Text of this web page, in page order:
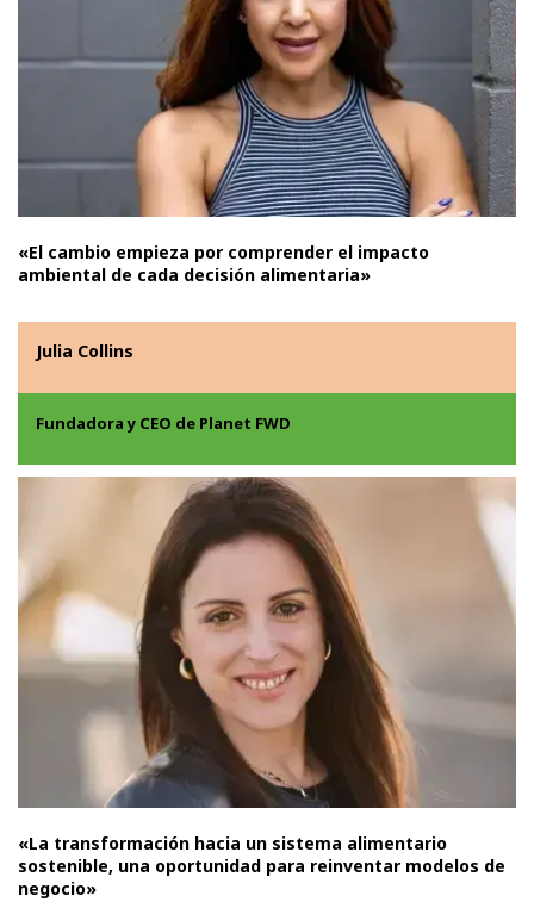
«El cambio empieza por comprender el impacto
ambiental de cada decisión alimentaria»
Julia Collins
Fundadora y CEO de Planet FWD
«La transformación hacia un sistema alimentario
sostenible, una oportunidad para reinventar modelos de
negocio»